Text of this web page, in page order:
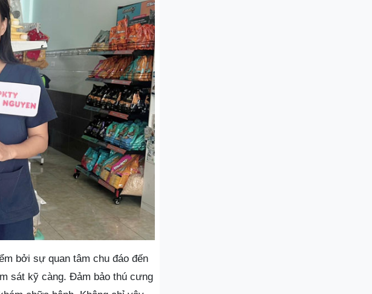
bởi sự quan tâm chu đáo đến
sát kỹ càng. Đảm bảo thú cưng